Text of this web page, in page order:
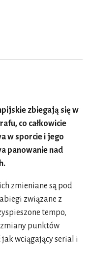
zbiegają się w
co całkowicie
w sporcie i jego
panowanie nad
zmieniane są pod
związane z
tempo,
punktów
wciągający serial i